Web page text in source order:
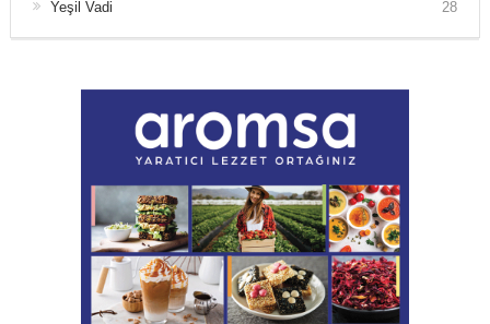
Yeşil Vadi
28